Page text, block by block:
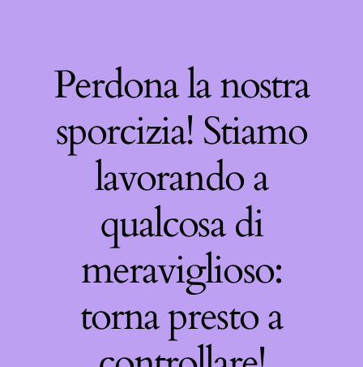
Perdona la nostra
sporcizia! Stiamo
lavorando a
qualcosa di
meraviglioso:
torna presto a